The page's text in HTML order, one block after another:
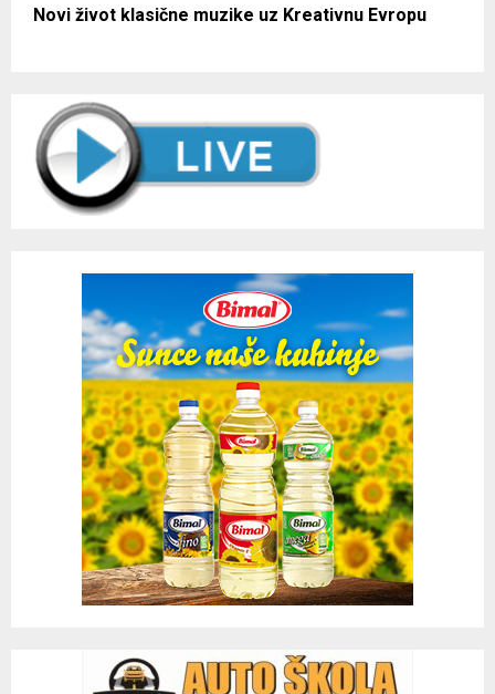
Novi život klasične muzike uz Kreativnu Evropu